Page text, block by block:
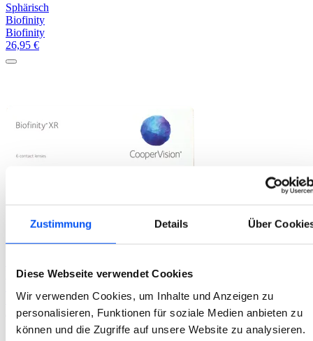
Zustimmung Details Über
Diese Webseite verwendet Cookies
Wir verwenden Cookies, um Inhalte und Anzeigen zu
personalisieren, Funktionen für soziale Medien anbieten zu
können und die Zugriffe auf unsere Website zu analysieren.
Sphärisch
Biofinity
Biofinity
26,95 €
Biofinity
55,00 €